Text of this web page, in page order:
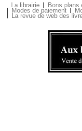
La librairie Bons plans
Modes de paiement
La revue de web des